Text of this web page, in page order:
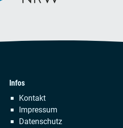
Infos
Navigation
überspringen
Kontakt
Impressum
Datenschutz